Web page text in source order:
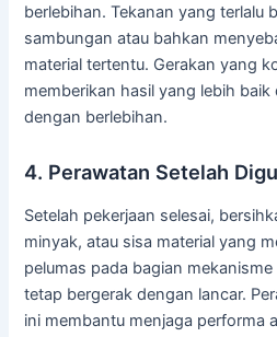
berlebihan. Tekanan yang terlalu
sambungan atau bahkan
material tertentu. Gerakan yang
memberikan hasil yang lebih
dengan berlebihan.
4. Perawatan Setelah
Setelah pekerjaan selesai,
minyak, atau sisa material yang
pelumas pada bagian
tetap bergerak dengan lancar.
ini membantu menjaga performa